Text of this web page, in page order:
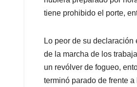
tiene prohibido el porte,
Lo peor de su
de la marcha de los
un revólver de fogueo,
terminó parado de frente